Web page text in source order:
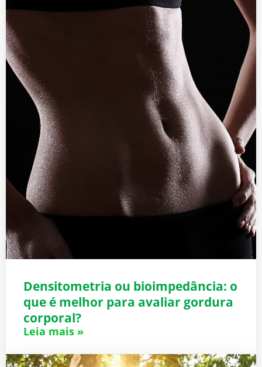
Densitometria ou bioimpedância: o
que é melhor para avaliar gordura
corporal?
Leia mais »